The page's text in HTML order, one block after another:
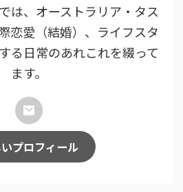
は、オーストラリア・タス
恋愛（結婚）、ライフスタ
る日常のあれこれを綴って
ます。
プロフィール